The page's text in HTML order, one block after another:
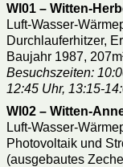
WI01 – Witten-
Luft-Wasser-
Durchlauferhitzer,
Baujahr 1987,
Besuchszeiten:
12:45 Uhr, 13:15-
WI02 – Witten-
Luft-Wasser-
Photovoltaik und
(ausgebautes